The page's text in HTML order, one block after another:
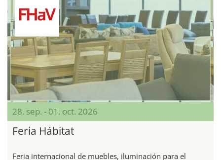
28. sep. - 01. oct. 2026
Feria Hábitat
Feria internacional de muebles, iluminación para el